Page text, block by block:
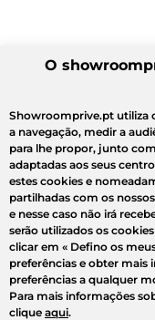
O
Showroomprive.pt utiliza
a navegação, medir a
para lhe propor, junto
adaptadas aos seus
estes cookies e
partilhadas com os
e nesse caso não irá
serão utilizados os
clicar em « Defino os
preferências e obter mais
preferências a qualquer
Para mais informações
clique aqui.